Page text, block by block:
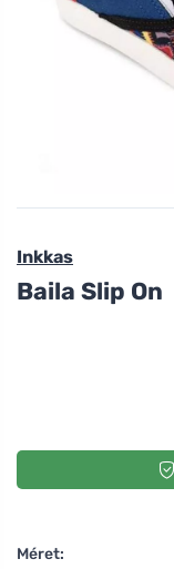
Inkkas
Baila Slip On
Méret: